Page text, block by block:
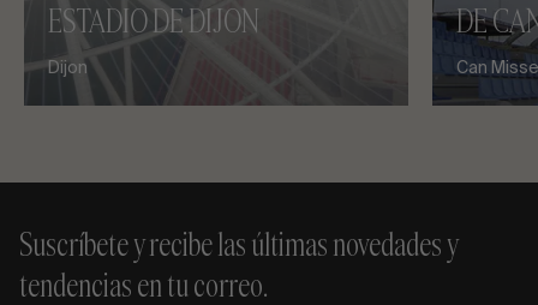
ESTADIO DE DIJON
Dijon
DE
Can
Suscríbete y recibe las últimas novedades y
tendencias en tu correo.